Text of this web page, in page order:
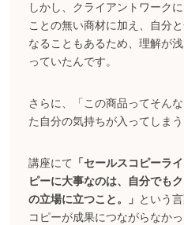
しかし、クライアントワーク
ことの無い商材に加え、自分
なることもあるため、理解が
っていたんです。
さらに、「この商品ってそん
た自分の気持ちが入ってしま
講座にて
「セールスコピーラ
ピーに大事なのは、自分でも
の立場に立つこと。」 という
コピーが成果につながらなか